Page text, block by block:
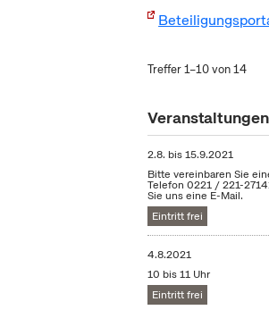
Treffer 1–10 von 14
2.8. bis15.9.2021
Bitte vereinbaren Sie
Telefon 0221 / 221-
Sie uns eine E-Mail.
Eintritt frei
4.8.2021
10 bis 11 Uhr
Eintritt frei